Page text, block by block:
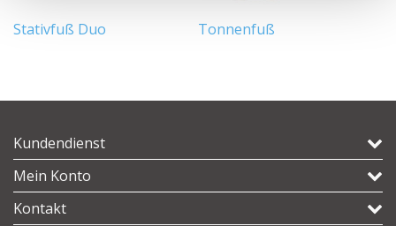
Stativfuß Duo Tonnenfuß
Kundendienst
Mein Konto
Kontakt